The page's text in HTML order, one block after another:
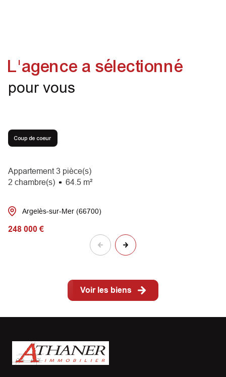
L'agence a sélectionné
pour vous
Coup de coeur
Appartement 3 pièce(s)
2 chambre(s)
64.5 m²
Argelès-sur-Mer (66700)
248 000 €
Voir les biens